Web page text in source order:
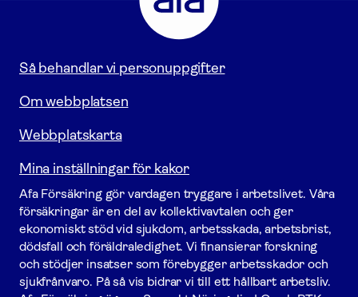
Gå
till
startsidan
Så behandlar vi personuppgifter
Om webbplatsen
Webbplatskarta
Mina inställningar för kakor
Afa För­säkring gör vardagen tryggare i arbetslivet. Våra
försäk­ringar är en del av kollektivavtalen och ger
ekonomiskt stöd vid sjukdom, arbetsskada, arbetsbrist,
dödsfall och föräldraledighet. Vi finansierar forskning
och stödjer insatser som förebygger arbets­skador och
sjukfrånvaro. På så vis bidrar vi till ett hållbart arbetsliv.